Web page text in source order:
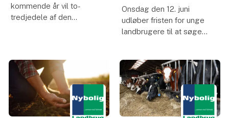
kommende år vil to-
tredjedele af den
betyder højere
overlevelse for både
søer og pattegrise samt
en øget styrke hos
grisene.
Onsdag den 12. juni
udløber fristen for unge
landbrugere til at søge
kan hentes op til 100.000
euro.
Etableringsstøtten til
unge landbrugere